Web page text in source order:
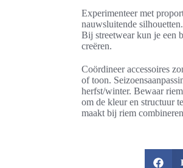
Experimenteer met
nauwsluitende
Bij streetwear kun je een
creëren.
Coördineer accessoires
of toon.
herfst/winter. Bewaar
om de kleur en structuur
maakt bij riem